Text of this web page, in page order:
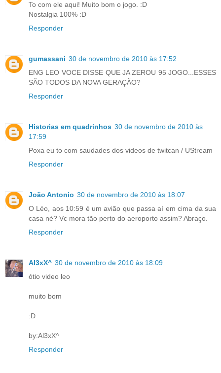
To com ele aqui! Muito bom o jogo. :D
Nostalgia 100% :D
Responder
gumassani 30 de novembro de 2010 às 17:52
ENG LEO VOCE DISSE QUE JA ZEROU 95 JOGO...ESSES
SÃO TODOS DA NOVA GERAÇÃO?
Responder
Historias em quadrinhos 30 de novembro de 2010 às
17:59
Poxa eu to com saudades dos videos de twitcan / UStream
Responder
João Antonio 30 de novembro de 2010 às 18:07
O Léo, aos 10:59 é um avião que passa aí em cima da sua
casa né? Vc mora tão perto do aeroporto assim? Abraço.
Responder
Al3xX^ 30 de novembro de 2010 às 18:09
ótio video leo
muito bom
:D
by:Al3xX^
Responder